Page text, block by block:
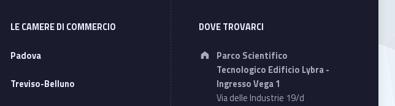
LE CAMERE DI COMMERCIO
Padova
Treviso-Belluno
DOVE TROVARCI
Address:
Parco Scientifico
Tecnologico Edificio Lybra -
Ingresso Vega 1
Via delle Industrie 19/d